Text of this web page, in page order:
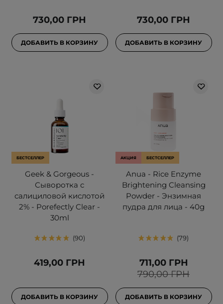
730,00 ГРН
ДОБАВИТЬ В КОРЗИНУ
730,00 ГРН
ДОБАВИТЬ В КОРЗИНУ
БЕСТСЕЛЛЕР
Geek & Gorgeous -
Сыворотка с
салициловой кислотой
2% - Porefectly Clear -
30ml
90
419,00 ГРН
ДОБАВИТЬ В КОРЗИНУ
АКЦИЯ БЕСТСЕЛЛЕР
Anua - Rice Enzyme
Brightening Cleansing
Powder - Энзимная
пудра для лица - 40g
79
790,00 ГРН
711,00 ГРН
ДОБАВИТЬ В КОРЗИНУ